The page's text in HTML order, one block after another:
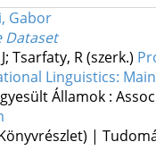
Gabor
Dataset
Tsarfaty, R (szerk.)
Linguistics: Main
Államok :
|